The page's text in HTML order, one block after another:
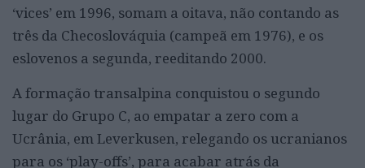
‘vices’ em 1996, somam a oitava, não contando as
três da Checoslováquia (campeã em 1976), e os
eslovenos a segunda, reeditando 2000.
A formação transalpina conquistou o segundo
lugar do Grupo C, ao empatar a zero com a
Ucrânia, em Leverkusen, relegando os ucranianos
para os ‘play-offs’, para acabar atrás da